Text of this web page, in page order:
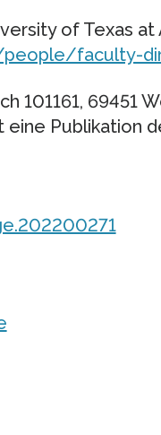
of Texas at
people/faculty-
101161, 69451
eine Publikation